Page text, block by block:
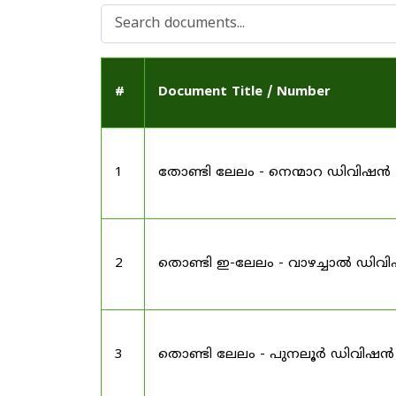
# Document Title / Number
1 തോണ്ടി ലേലം - നെന്മാറ ഡിവിഷൻ
2 തൊണ്ടി ഇ-ലേലം - വാഴച്ചാൽ
3 തൊണ്ടി ലേലം - പുനലൂർ ഡിവിഷൻ